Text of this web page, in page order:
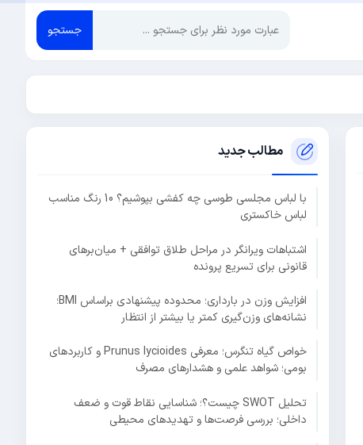
جستجو
مطالب جدید
با لباس مجلسی طوسی چه کفشی بپوشیم؟ 10 رنگ مناسب
لباس خاکستری
اشتباهات ویرانگر در مراحل طلاق توافقی + میان‌برهای
قانونی برای تسریع پرونده
افزایش وزن در بارداری؛ محدوده پیشنهادی براساس BMI؛
نشانه‌های وزن‌گیری کمتر یا بیشتر از انتظار
خواص گیاه تنگرس؛ معرفی Prunus lycioides و کاربردهای
بومی؛ شواهد علمی و هشدارهای مصرف
تحلیل SWOT چیست؟؛ شناسایی نقاط قوت و ضعف
داخلی؛ بررسی فرصت‌ها و تهدیدهای محیطی